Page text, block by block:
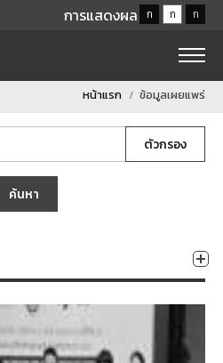
การแสดงผล ก ก ก
หน้าแรก ข้อมูลเผยแพร่
ตัวกรอง
ค้นหา